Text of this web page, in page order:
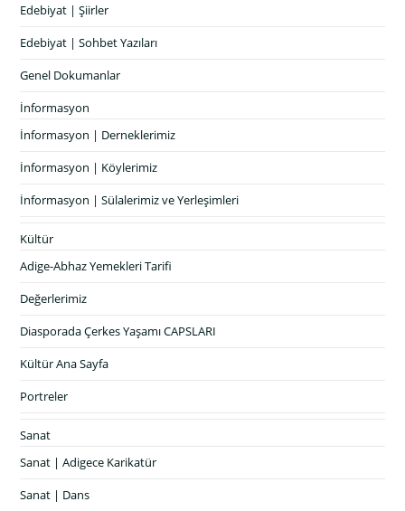
Edebiyat | Şiirler
Edebiyat | Sohbet Yazıları
Genel Dokumanlar
İnformasyon
İnformasyon | Derneklerimiz
İnformasyon | Köylerimiz
İnformasyon | Sülalerimiz ve Yerleşimleri
Kültür
Adige-Abhaz Yemekleri Tarifi
Değerlerimiz
Diasporada Çerkes Yaşamı CAPSLARI
Kültür Ana Sayfa
Portreler
Sanat
Sanat | Adigece Karikatür
Sanat | Dans